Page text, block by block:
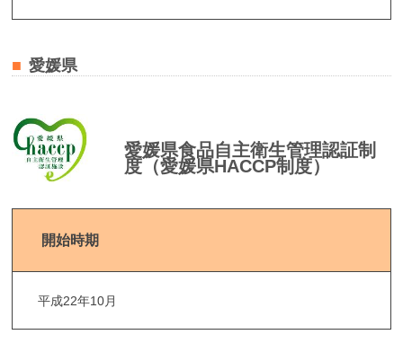
愛媛県
愛媛県食品自主衛生管理認証制
度（愛媛県HACCP制度）
開始時期
平成22年10月